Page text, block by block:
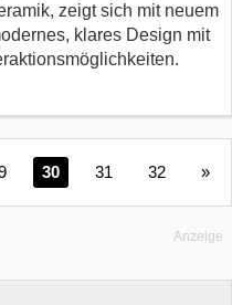
zeigt sich mit neuem
klares Design mit
30 31 32 »
Anzeige